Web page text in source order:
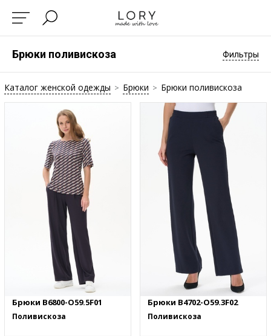
Брюки поливискоза Фильтры
Каталог женской одежды > Брюки > Брюки поливискоза
Брюки B6800-O59.5F01
Поливискоза
Брюки B4702-O59.3F02
Поливискоза